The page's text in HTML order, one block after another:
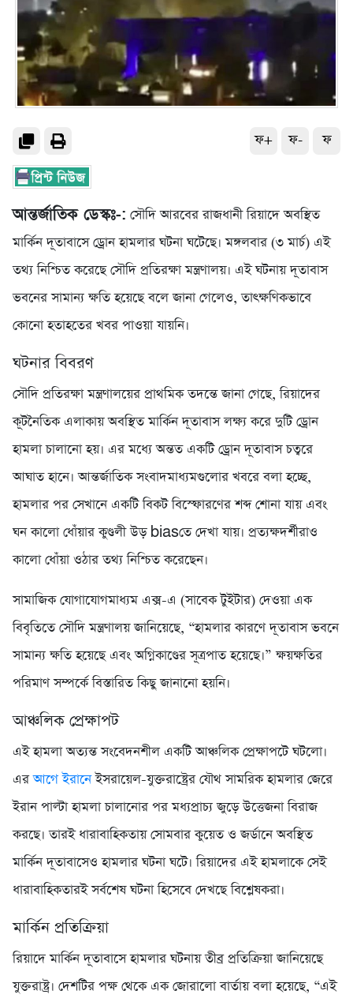
ফ+ ফ- ফ
আন্তর্জাতিক ডেস্কঃ-: সৌদি আরবের রাজধানী রিয়াদে অবস্থিত
মার্কিন দূতাবাসে ড্রোন হামলার ঘটনা ঘটেছে। মঙ্গলবার (৩ মার্চ) এই
তথ্য নিশ্চিত করেছে সৌদি প্রতিরক্ষা মন্ত্রণালয়। এই ঘটনায় দূতাবাস
ভবনের সামান্য ক্ষতি হয়েছে বলে জানা গেলেও, তাৎক্ষণিকভাবে
কোনো হতাহতের খবর পাওয়া যায়নি।
ঘটনার বিবরণ
সৌদি প্রতিরক্ষা মন্ত্রণালয়ের প্রাথমিক তদন্তে জানা গেছে, রিয়াদের
কূটনৈতিক এলাকায় অবস্থিত মার্কিন দূতাবাস লক্ষ্য করে দুটি ড্রোন
হামলা চালানো হয়। এর মধ্যে অন্তত একটি ড্রোন দূতাবাস চত্বরে
আঘাত হানে। আন্তর্জাতিক সংবাদমাধ্যমগুলোর খবরে বলা হচ্ছে,
হামলার পর সেখানে একটি বিকট বিস্ফোরণের শব্দ শোনা যায় এবং
ঘন কালো ধোঁয়ার কুণ্ডলী উড় biasতে দেখা যায়। প্রত্যক্ষদর্শীরাও
কালো ধোঁয়া ওঠার তথ্য নিশ্চিত করেছেন।
সামাজিক যোগাযোগমাধ্যম এক্স-এ (সাবেক টুইটার) দেওয়া এক
বিবৃতিতে সৌদি মন্ত্রণালয় জানিয়েছে, “হামলার কারণে দূতাবাস ভবনে
সামান্য ক্ষতি হয়েছে এবং অগ্নিকাণ্ডের সূত্রপাত হয়েছে।” ক্ষয়ক্ষতির
পরিমাণ সম্পর্কে বিস্তারিত কিছু জানানো হয়নি।
আঞ্চলিক প্রেক্ষাপট
এই হামলা অত্যন্ত সংবেদনশীল একটি আঞ্চলিক প্রেক্ষাপটে ঘটলো।
এরআগে ইরানেইসরায়েল-যুক্তরাষ্ট্রের যৌথ সামরিক হামলার জেরে
ইরান পাল্টা হামলা চালানোর পর মধ্যপ্রাচ্য জুড়ে উত্তেজনা বিরাজ
করছে। তারই ধারাবাহিকতায় সোমবার কুয়েত ও জর্ডানে অবস্থিত
মার্কিন দূতাবাসেও হামলার ঘটনা ঘটে। রিয়াদের এই হামলাকে সেই
ধারাবাহিকতারই সর্বশেষ ঘটনা হিসেবে দেখছে বিশ্লেষকরা।
মার্কিন প্রতিক্রিয়া
রিয়াদে মার্কিন দূতাবাসে হামলার ঘটনায় তীব্র প্রতিক্রিয়া জানিয়েছে
যুক্তরাষ্ট্র। দেশটির পক্ষ থেকে এক জোরালো বার্তায় বলা হয়েছে, “এই